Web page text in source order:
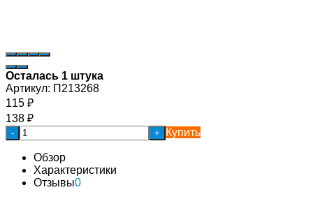
Осталась 1 штука
Артикул: П213268
115 ₽
138 ₽
- + Купить
Обзор
Характеристики
Отзывы0